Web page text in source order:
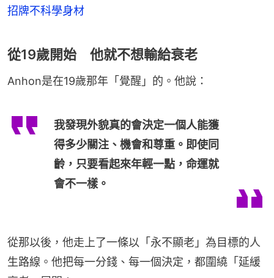
招牌不科學身材
從19歲開始 他就不想輸給衰老
Anhon是在19歲那年「覺醒」的。他說：
我發現外貌真的會決定一個人能獲
得多少關注、機會和尊重。即使同
齡，只要看起來年輕一點，命運就
會不一樣。
從那以後，他走上了一條以「永不顯老」為目標的人
生路線。他把每一分錢、每一個決定，都圍繞「延緩